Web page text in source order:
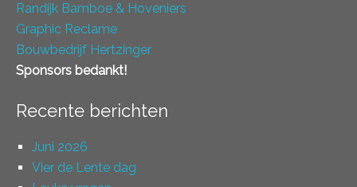
Randijk Bamboe & Hoveniers
Graphic Reclame
Bouwbedrijf Hertzinger
Sponsors bedankt!
Recente berichten
Juni 2026
Vier de Lente dag